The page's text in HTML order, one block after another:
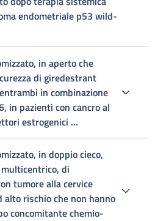
endometriale p53 wild-
in aperto che
di giredestrant
in combinazione
in pazienti con cancro al
estrogenici ...
in doppio cieco,
di
tumore alla cervice
alto rischio che non hanno
concomitante chemio-